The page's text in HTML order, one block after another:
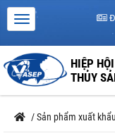
HIỆP
THỦY
/Sản phẩm xuất khẩu